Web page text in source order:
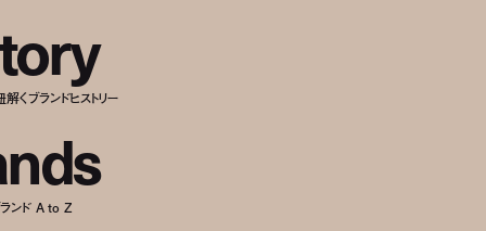
ory
くブランドヒストリー
nds
ランド A to Z